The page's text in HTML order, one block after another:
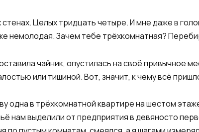
Целых тридцать четыре. И мне даже в
немолодая. Зачем тебе трёхкомнатная?
чайник, опустилась на своё привычное
или тишиной. Вот, значит, к чему всё
одна в трёхкомнатной квартире на шестом
нам выделили от предприятия в девяносто